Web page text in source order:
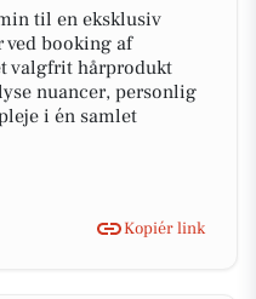
til en eksklusiv
ved booking af
valgfrit hårprodukt
nuancer, personlig
i én samlet
Kopiér link